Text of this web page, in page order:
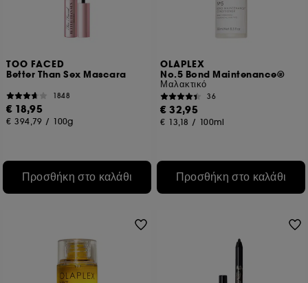
TOO FACED
Better Than Sex Mascara
1848
€ 18,95
€ 394,79 / 100g
Προσθήκη στο καλάθι
OLAPLEX
No.5 Bond Maintenance®
Μαλακτικό
36
€ 32,95
€ 13,18 / 100ml
Προσθήκη στο καλάθι